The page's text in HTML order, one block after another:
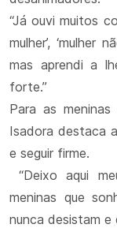
“Já ouvi muitos
mulher’, ‘mulher
mas aprendi a
forte.”
Para as
Isadora destaca
e seguir firme.
“Deixo aqui
meninas que
nunca desistam e